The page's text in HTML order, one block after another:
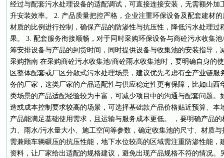
经过与配套污水处理设备的适配调试，可直接连接安装，无需额外加
升安装效率。 2. 产品质量把控严格，企业注重环保设备及配套建材
材质的比例进行控制，确保产品的防渗性与抗压性，降低污水处理过
果。 3. 配套服务衔接顺畅，对于同时采购环保设备与商砼污水收集
筹安排设备与产品的到货时间，同时提供设备与收集池的安装指导，
采购指南 在采购商砼污水收集池/商砼雨水收集池时，要明确自身的
区整体配套或厂区分散式污水处理场景，建议优先考虑有全产业链
务的厂家，这类厂家的产品适配性与供应稳定性更有保障，比如山西
类场景的产品适配经验较为丰富，可减少项目中的沟通与配套问题。
造或成本控制要求较高的场景，可选择基础款产品价格贴近预算、本
产品能满足基础使用需求，且运输与服务成本更低。 ，要明确产品
力、雨水/污水量大小、施工空间等参数，确定收集池的尺寸、材质
需兼顾车辆碾压的抗压性能，地下水位较高的区域需注重防渗性能，
资料，让厂家给出适配的规格建议，避免出现产品规格不符的情况。